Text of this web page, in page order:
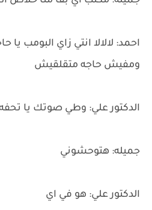
احمد: لالالا انتي زاي البومب
ومفيش حاجه متقلقيش
الدكتور علي: وطي صوتك يا
جميله: هتوحشوني
الدكتور علي: هو في اي